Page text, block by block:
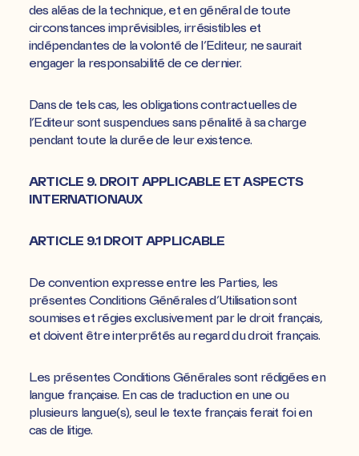
des aléas de la technique, et en général de toute
circonstances imprévisibles, irrésistibles et
indépendantes de la volonté de l’Editeur, ne saurait
engager la responsabilité de ce dernier.
Dans de tels cas, les obligations contractuelles de
l’Editeur sont suspendues sans pénalité à sa charge
pendant toute la durée de leur existence.
ARTICLE 9. DROIT APPLICABLE ET ASPECTS
INTERNATIONAUX
ARTICLE 9.1 DROIT APPLICABLE
De convention expresse entre les Parties, les
présentes Conditions Générales d’Utilisation sont
soumises et régies exclusivement par le droit français,
et doivent être interprétés au regard du droit français.
Les présentes Conditions Générales sont rédigées en
langue française. En cas de traduction en une ou
plusieurs langue(s), seul le texte français ferait foi en
cas de litige.